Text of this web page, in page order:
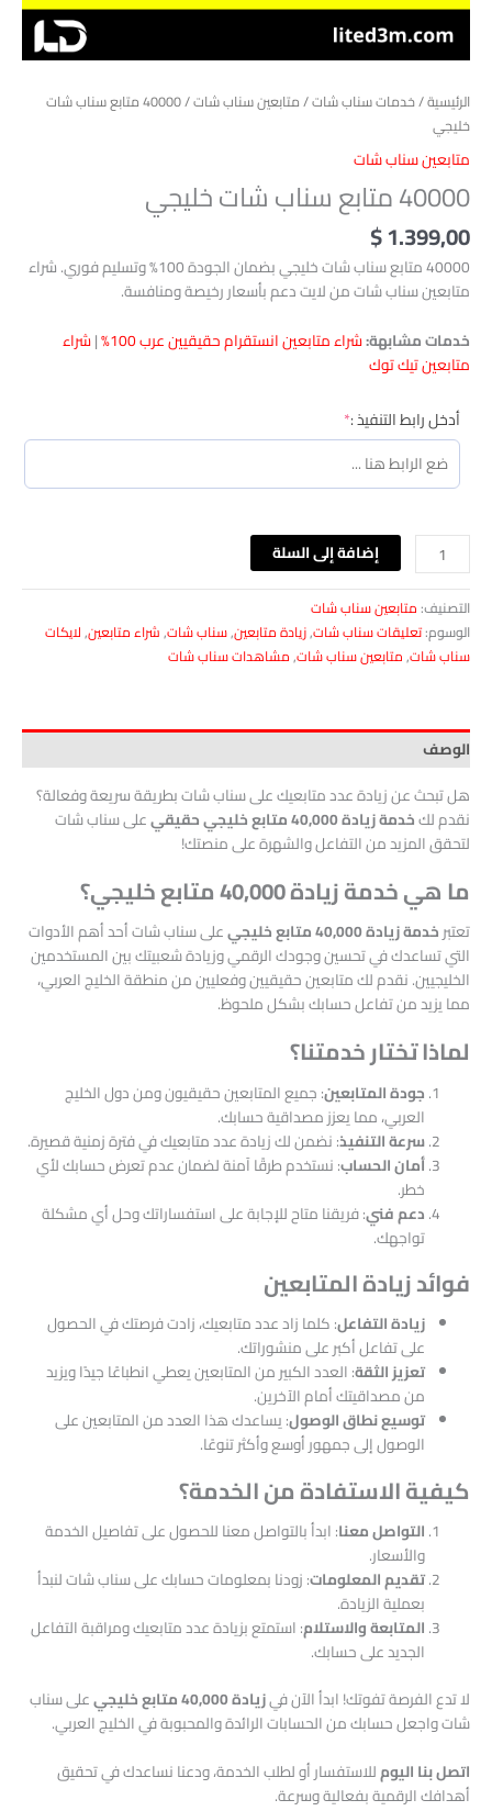
الرئيسية/خدمات سناب شات/متابعين سناب شات
/ 40000 متابع سناب شات
خليجي
متابعين سناب شات
40000 متابع سناب شات خليجي
$1.399,00
40000 متابع سناب شات خليجي بضمان الجودة 100% وتسليم فوري. شراء
متابعين سناب شات من لايت دعم بأسعار رخيصة ومنافسة.
خدمات مشابهة:شراء متابعين انستقرام حقيقيين عرب 100% |شراء
متابعين تيك توك
أدخل رابط التنفيذ :*
إضافة إلى السلة
التصنيف:متابعين سناب شات
الوسوم:تعليقات سناب شات,زيادة متابعين,سناب شات,شراء متابعين,لايكات
سناب شات,متابعين سناب شات,مشاهدات سناب شات
الوصف
هل تبحث عن زيادة عدد متابعيك على سناب شات بطريقة سريعة وفعالة؟
نقدم لكخدمة زيادة 40,000 متابع خليجي حقيقي
على سناب شات
لتحقق المزيد من التفاعل والشهرة على منصتك!
ما هي خدمة زيادة 40,000 متابع خليجي؟
تعتبرخدمة زيادة 40,000 متابع خليجي
على سناب شات أحد أهم الأدوات
التي تساعدك في تحسين وجودك الرقمي وزيادة شعبيتك بين المستخدمين
الخليجيين. نقدم لك متابعين حقيقيين وفعليين من منطقة الخليج العربي،
مما يزيد من تفاعل حسابك بشكل ملحوظ.
لماذا تختار خدمتنا؟
جودة المتابعين: جميع المتابعين حقيقيون ومن دول الخليج
العربي، مما يعزز مصداقية حسابك.
سرعة التنفيذ: نضمن لك زيادة عدد متابعيك في فترة زمنية قصيرة.
أمان الحساب: نستخدم طرقًا آمنة لضمان عدم تعرض حسابك لأي
خطر.
دعم فني: فريقنا متاح للإجابة على استفساراتك وحل أي مشكلة
تواجهك.
فوائد زيادة المتابعين
زيادة التفاعل: كلما زاد عدد متابعيك، زادت فرصتك في الحصول
على تفاعل أكبر على منشوراتك.
تعزيز الثقة: العدد الكبير من المتابعين يعطي انطباعًا جيدًا ويزيد
من مصداقيتك أمام الآخرين.
توسيع نطاق الوصول: يساعدك هذا العدد من المتابعين على
الوصول إلى جمهور أوسع وأكثر تنوعًا.
كيفية الاستفادة من الخدمة؟
التواصل معنا: ابدأ بالتواصل معنا للحصول على تفاصيل الخدمة
والأسعار.
تقديم المعلومات: زودنا بمعلومات حسابك على سناب شات لنبدأ
بعملية الزيادة.
المتابعة والاستلام: استمتع بزيادة عدد متابعيك ومراقبة التفاعل
الجديد على حسابك.
لا تدع الفرصة تفوتك! ابدأ الآن فيزيادة 40,000 متابع خليجي
على سناب
شات واجعل حسابك من الحسابات الرائدة والمحبوبة في الخليج العربي.
اتصل بنا اليومللاستفسار أو لطلب الخدمة، ودعنا نساعدك في تحقيق
أهدافك الرقمية بفعالية وسرعة.